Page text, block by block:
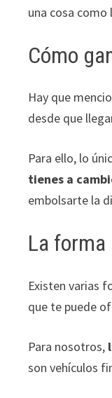
una cosa como
Cómo
Hay que
desde que
Para ello, lo
tienes a
embolsarte la
La
Existen varias
que te puede
Para nosotros,
son vehículos